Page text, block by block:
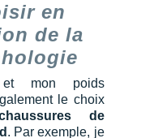
en
de la
mon poids
le choix
de
. Par exemple, je